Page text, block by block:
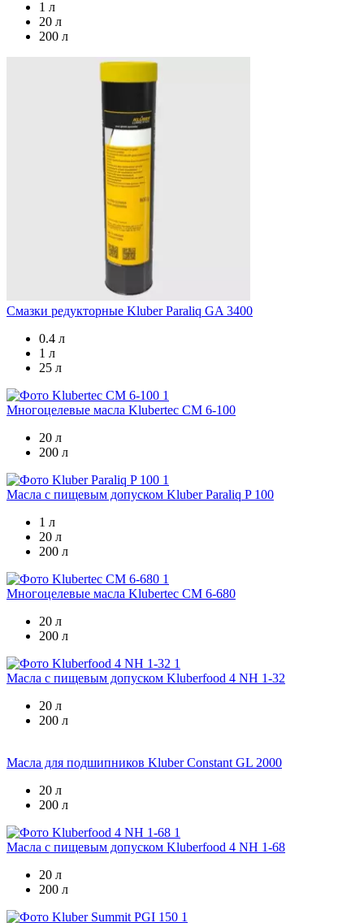
1 л
20 л
200 л
Смазки редукторные Kluber Paraliq GA 3400
0.4 л
1 л
25 л
Многоцелевые масла Klubertec CM 6-100
20 л
200 л
Масла с пищевым допуском Kluber Paraliq P 100
1 л
20 л
200 л
Многоцелевые масла Klubertec CM 6-680
20 л
200 л
Масла с пищевым допуском Kluberfood 4 NH 1-32
20 л
200 л
Масла для подшипников Kluber Constant GL 2000
20 л
200 л
Масла с пищевым допуском Kluberfood 4 NH 1-68
20 л
200 л